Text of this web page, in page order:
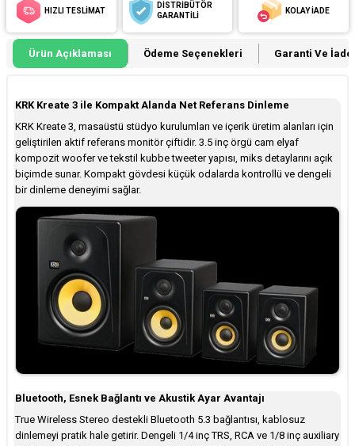
HIZLI TESLİMAT
DİSTRİBÜTÖR
GARANTİLİ
KOLAY İADE
Ürün Açıklaması Ödeme Seçenekleri Garanti Ve İade
KRK Kreate 3 ile Kompakt Alanda Net Referans Dinleme
KRK Kreate 3, masaüstü stüdyo kurulumları ve içerik üretim alanları için
geliştirilen aktif referans monitör çiftidir. 3.5 inç örgü cam elyaf
kompozit woofer ve tekstil kubbe tweeter yapısı, miks detaylarını açık
biçimde sunar. Kompakt gövdesi küçük odalarda kontrollü ve dengeli
bir dinleme deneyimi sağlar.
Bluetooth, Esnek Bağlantı ve Akustik Ayar Avantajı
True Wireless Stereo destekli Bluetooth 5.3 bağlantısı, kablosuz
dinlemeyi pratik hale getirir. Dengeli 1/4 inç TRS, RCA ve 1/8 inç auxiliary